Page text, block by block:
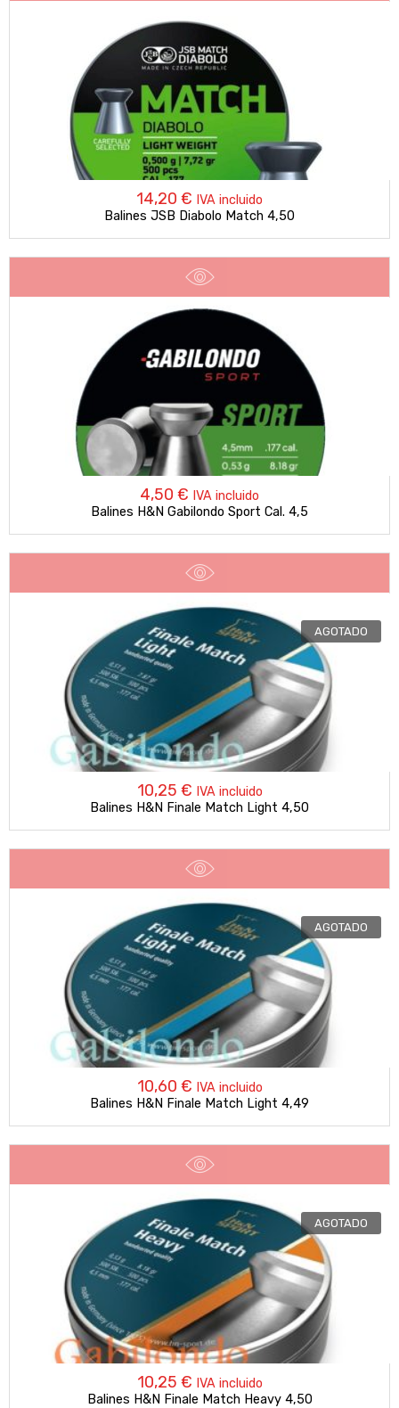
14,20 € IVA incluido
Balines JSB Diabolo Match 4,50
4,50 € IVA incluido
Balines H&N Gabilondo Sport Cal. 4,5
AGOTADO
10,25 € IVA incluido
Balines H&N Finale Match Light 4,50
AGOTADO
10,60 € IVA incluido
Balines H&N Finale Match Light 4,49
AGOTADO
10,25 € IVA incluido
Balines H&N Finale Match Heavy 4,50